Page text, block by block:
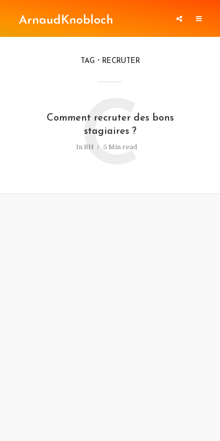
TAG RECRUTER
Comment recruter des bons
stagiaires ?
In RH 5 Min read
C